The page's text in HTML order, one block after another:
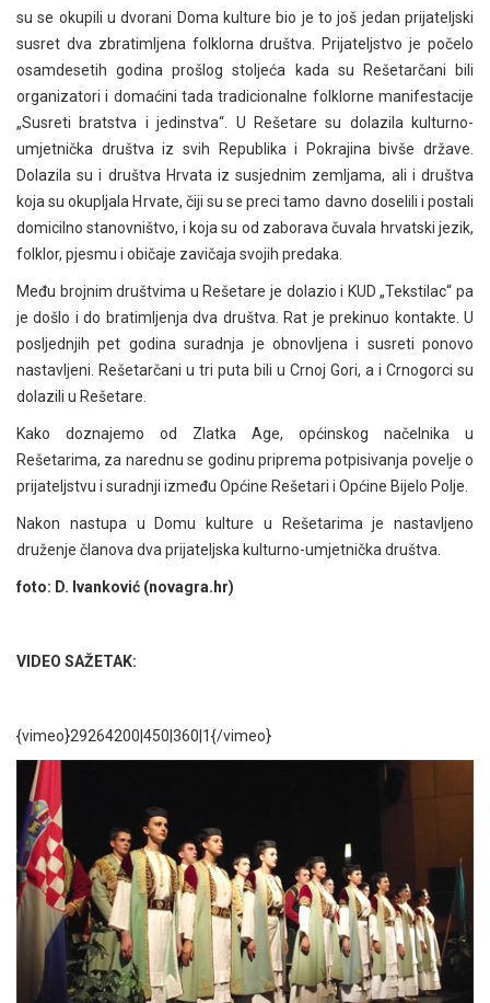
su se okupili u dvorani Doma kulture bio je to još jedan prijateljski
susret dva zbratimljena folklorna društva. Prijateljstvo je počelo
osamdesetih godina prošlog stoljeća kada su Rešetarčani bili
organizatori i domaćini tada tradicionalne folklorne manifestacije
„Susreti bratstva i jedinstva“. U Rešetare su dolazila kulturno-
umjetnička društva iz svih Republika i Pokrajina bivše države.
Dolazila su i društva Hrvata iz susjednim zemljama, ali i društva
koja su okupljala Hrvate, čiji su se preci tamo davno doselili i postali
domicilno stanovništvo, i koja su od zaborava čuvala hrvatski jezik,
folklor, pjesmu i običaje zavičaja svojih predaka.
Među brojnim društvima u Rešetare je dolazio i KUD „Tekstilac“ pa
je došlo i do bratimljenja dva društva. Rat je prekinuo kontakte. U
posljednjih pet godina suradnja je obnovljena i susreti ponovo
nastavljeni. Rešetarčani u tri puta bili u Crnoj Gori, a i Crnogorci su
dolazili u Rešetare.
Kako doznajemo od Zlatka Age, općinskog načelnika u
Rešetarima, za narednu se godinu priprema potpisivanja povelje o
prijateljstvu i suradnji između Općine Rešetari i Općine Bijelo Polje.
Nakon nastupa u Domu kulture u Rešetarima je nastavljeno
druženje članova dva prijateljska kulturno-umjetnička društva.
foto: D. Ivanković (novagra.hr)
VIDEO SAŽETAK:
{vimeo}29264200|450|360|1{/vimeo}